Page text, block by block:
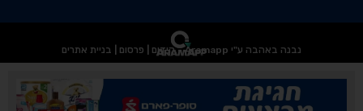
נבנה באהבה ע"י Aramapp - קידום | פרסום | בניית אתרים